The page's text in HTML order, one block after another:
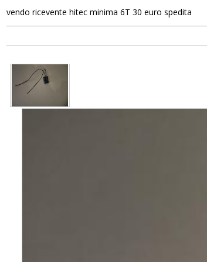
vendo ricevente hitec minima 6T 30 euro spedita